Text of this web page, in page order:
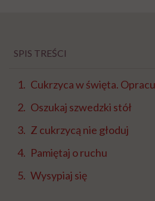
SPIS TREŚCI
Cukrzyca w święta.
Oszukaj szwedzki stół
Z cukrzycą nie głoduj
Pamiętaj o ruchu
Wysypiaj się